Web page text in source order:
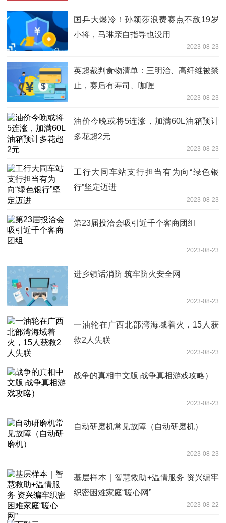
国乒大爆冷！孙颖莎浪费赛点不敌19岁
小将，马琳亲自指导也没用
2023-08-23
英超裁判食物清单：三明治、高纤维被禁
止，赛后有寿司、咖喱
2023-08-23
油价今晚或将5连涨，加满60L油箱预计
多花超2元
2023-08-23
工行大同车站支行担当有为向“绿色银
行”坚定迈进
2023-08-23
第23届投洽会吸引近千个客商团组
2023-08-23
进乡镇话消防 筑牢防火安全网
2023-08-23
一油轮在广西北部湾海域着火，15人获
救2人失联
2023-08-23
战争的真相中文版 战争真相游戏攻略）
2023-08-23
自动研磨机常见故障（自动研磨机）
2023-08-23
基层样本｜智慧救助+温情服务 资兴编牢
织密困难家庭“暖心网”
2023-08-22